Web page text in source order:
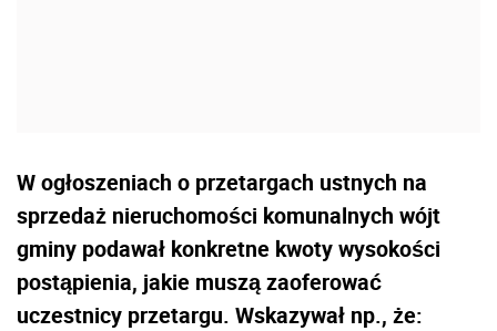
W ogłoszeniach o przetargach ustnych na
sprzedaż nieruchomości komunalnych wójt
gminy podawał konkretne kwoty wysokości
postąpienia, jakie muszą zaoferować
uczestnicy przetargu. Wskazywał np., że: